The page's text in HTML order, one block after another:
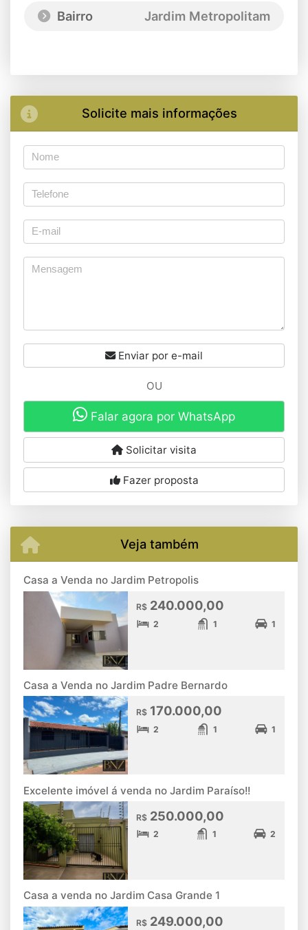
Bairro Jardim Metropolitam
Solicite mais informações
Enviar por e-mail
OU
Falar agora por WhatsApp
Solicitar visita
Fazer proposta
Veja também
Casa a Venda no Jardim Petropolis
R$ 240.000,00
2 1 1
Casa a Venda no Jardim Padre Bernardo
R$ 170.000,00
2 1 1
Excelente imóvel á venda no Jardim Paraíso!!
R$ 250.000,00
2 1 2
Casa a venda no Jardim Casa Grande 1
R$ 249.000,00